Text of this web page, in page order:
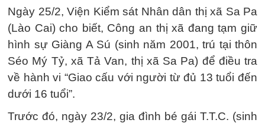
Ngày 25/2, Viện Kiểm sát Nhân dân thị xã Sa Pa
(Lào Cai) cho biết, Công an thị xã đang tạm giữ
hình sự Giàng A Sú (sinh năm 2001, trú tại thôn
Séo Mý Tỷ, xã Tả Van, thị xã Sa Pa) để điều tra
về hành vi “Giao cấu với người từ đủ 13 tuổi đến
dưới 16 tuổi”.
Trước đó, ngày 23/2, gia đình bé gái T.T.C. (sinh